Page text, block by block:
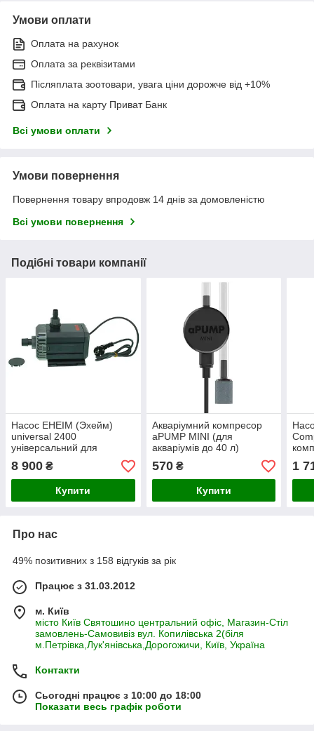
Умови оплати
Оплата на рахунок
Оплата за реквізитами
Післяплата зоотовари, увага ціни дорожче від +10%
Оплата на карту Приват Банк
Всі умови оплати
Умови повернення
Повернення товару впродовж 14 днів за домовленістю
Всі умови повернення
Подібні товари компанії
Насос EHEIM (Эхейм)
universal 2400
універсальний для
морських і прісноводних
акваріумів
8 900 ₴
Купити
Акваріумний компресор
aPUMP MINI (для
акваріумів до 40 л)
570₴
Купити
1
Про нас
49% позитивних з 158 відгуків за рік
Працює з 31.03.2012
м. Київ
місто Київ Святошино центральний офіс, Магазин-Стіл
замовлень-Самовивіз вул. Копилівська 2(біля
м.Петрівка,Лук'янівська,Дорогожичи, Київ, Україна
Контакти
Сьогодні працює з 10:00 до 18:00
Показати весь графік роботи